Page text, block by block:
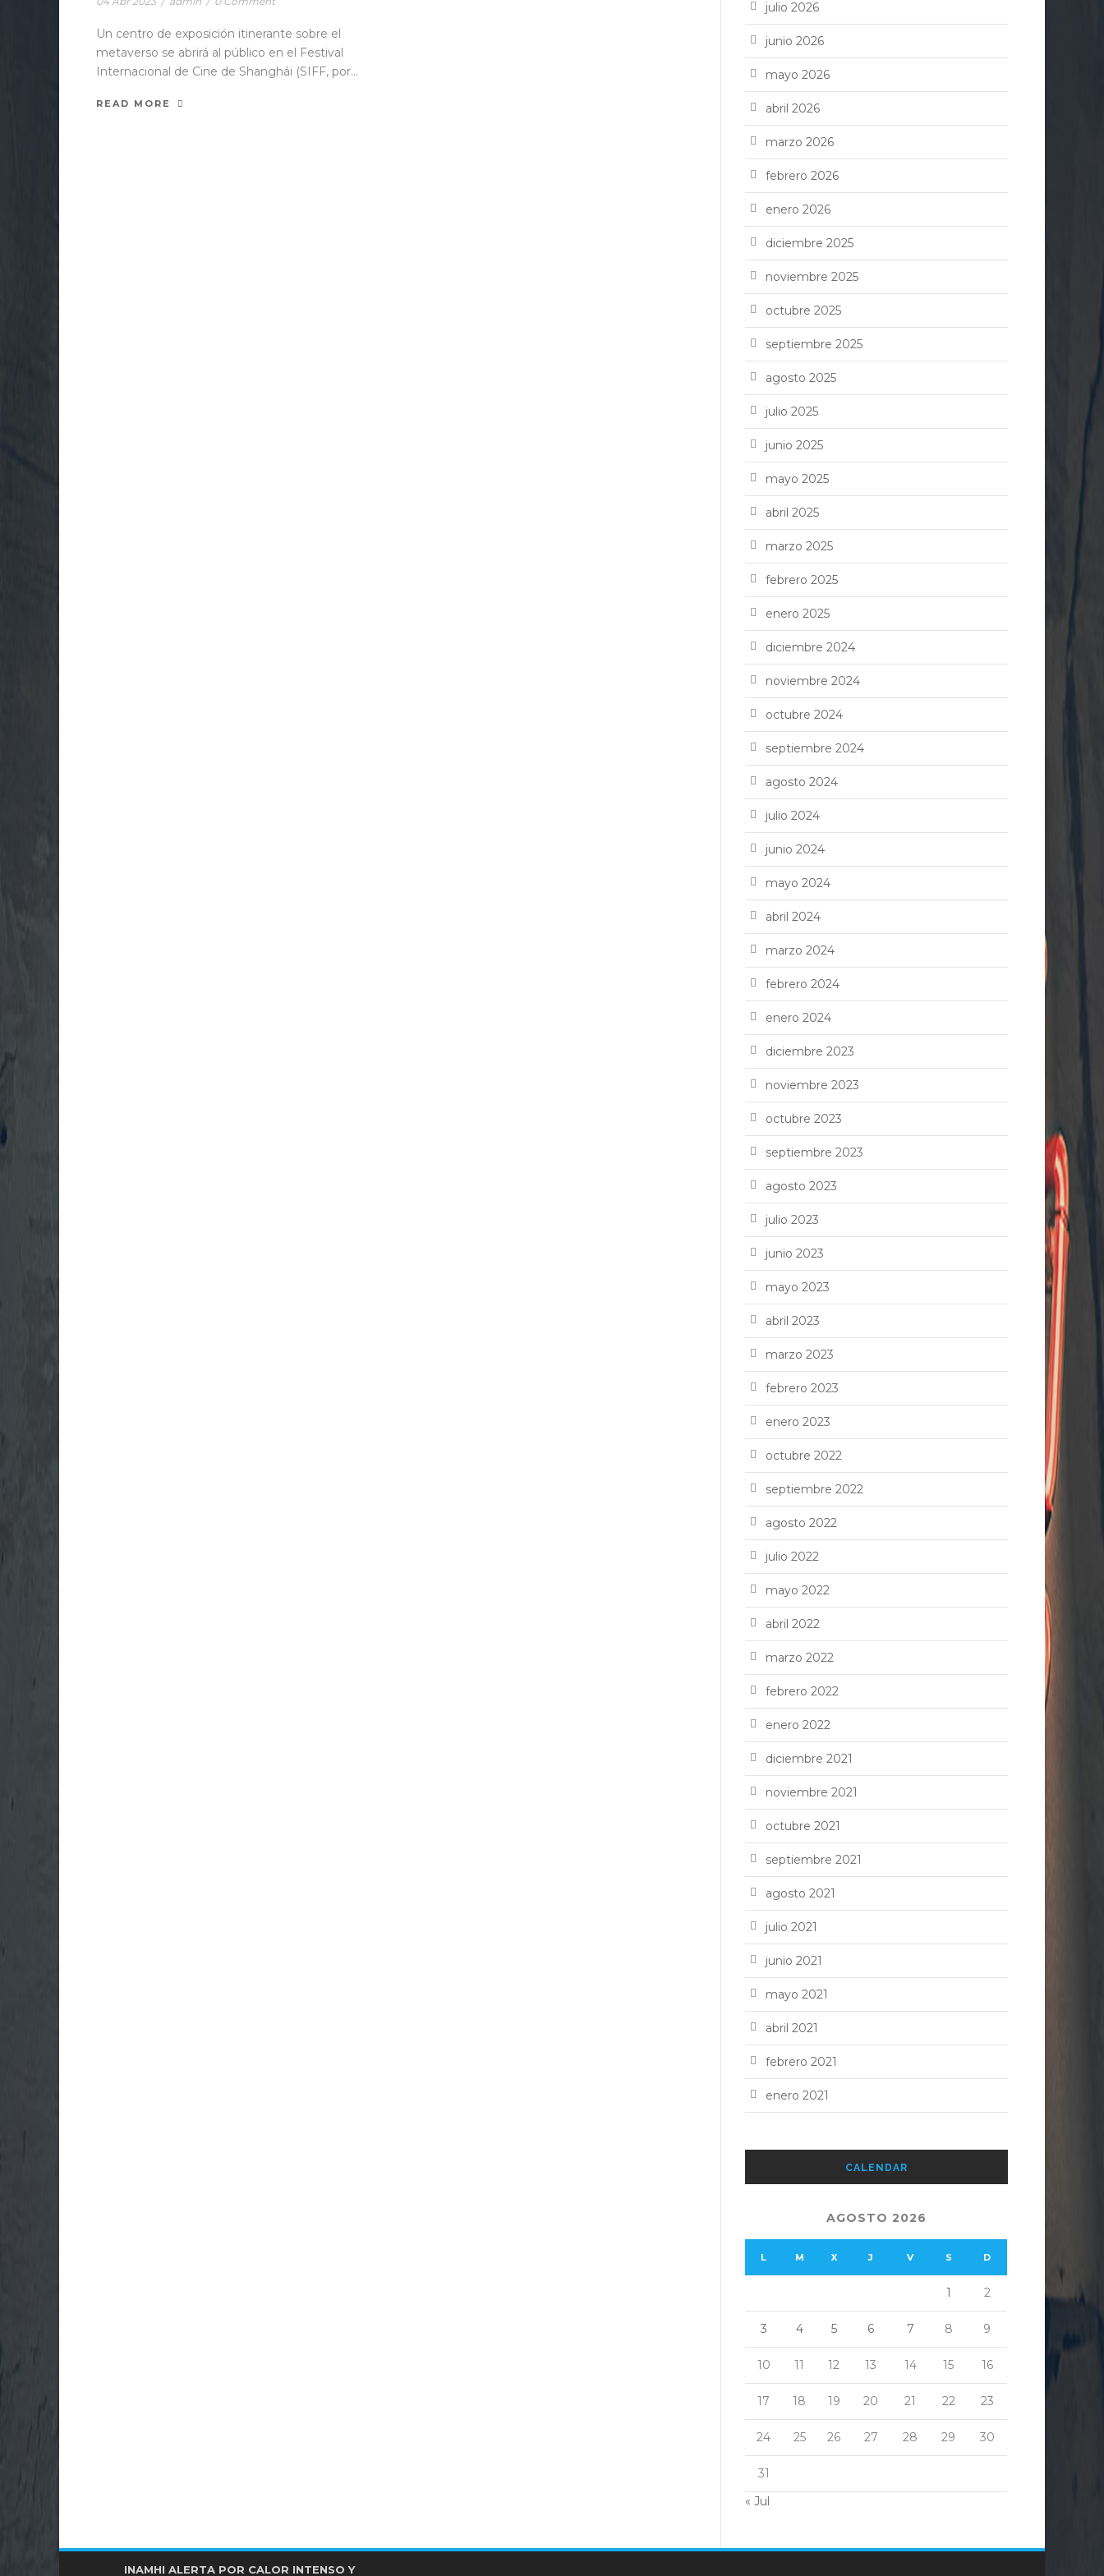
Un centro de exposición itinerante sobre el
metaverso se abrirá al público en el Festival
Internacional de Cine de Shanghái (SIFF, por...
READ MORE
julio 2026
junio 2026
mayo 2026
abril 2026
marzo 2026
febrero 2026
enero 2026
diciembre 2025
noviembre 2025
octubre 2025
septiembre 2025
agosto 2025
julio 2025
junio 2025
mayo 2025
abril 2025
marzo 2025
febrero 2025
enero 2025
diciembre 2024
noviembre 2024
octubre 2024
septiembre 2024
agosto 2024
julio 2024
junio 2024
mayo 2024
abril 2024
marzo 2024
febrero 2024
enero 2024
diciembre 2023
noviembre 2023
octubre 2023
septiembre 2023
agosto 2023
julio 2023
junio 2023
mayo 2023
abril 2023
marzo 2023
febrero 2023
enero 2023
octubre 2022
septiembre 2022
agosto 2022
julio 2022
mayo 2022
abril 2022
marzo 2022
febrero 2022
enero 2022
diciembre 2021
noviembre 2021
octubre 2021
septiembre 2021
agosto 2021
julio 2021
junio 2021
mayo 2021
abril 2021
febrero 2021
enero 2021
CALENDAR
AGOSTO 2026
L M X J V S D
1 2
3 4 5 6 7 8 9
10 11 12 13 14 15 16
17 18 19 20 21 22 23
24 25 26 27 28 29 30
31
« Jul
INAMHI ALERTA POR CALOR INTENSO Y
FRENTE DE IZQUIERDA ENCABEZADO POR